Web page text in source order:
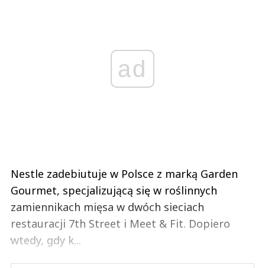
ad
Nestle zadebiutuje w Polsce z marką Garden
Gourmet, specjalizującą się w roślinnych
zamiennikach mięsa w dwóch sieciach
restauracji 7th Street i Meet & Fit. Dopiero
wtedy, gdy k...